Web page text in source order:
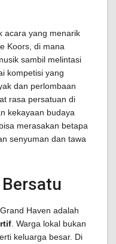
acara yang menarik
Koors, di mana
sambil melintasi
kompetisi yang
dan perlombaan
rasa persatuan di
kekayaan budaya
merasakan betapa
senyuman dan tawa
Haven adalah
. Warga lokal bukan
keluarga besar. Di